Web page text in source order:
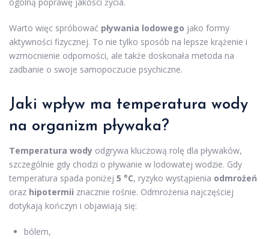
Warto więc spróbować pływania lodowego jako formy
aktywności fizycznej. To nie tylko sposób na lepsze krążenie i
wzmocnienie odporności, ale także doskonała metoda na
zadbanie o swoje samopoczucie psychiczne.
Jaki wpływ ma temperatura wody
na organizm pływaka?
Temperatura wody odgrywa kluczową rolę dla pływaków,
szczególnie gdy chodzi o pływanie w lodowatej wodzie. Gdy
temperatura spada poniżej 5 °C, ryzyko wystąpienia odmrożeń
oraz hipotermii znacznie rośnie. Odmrożenia najczęściej
dotykają kończyn i objawiają się:
bólem,